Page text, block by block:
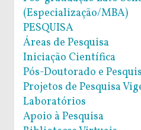
(Especialização/MBA)
PESQUISA
Áreas de Pesquisa
Iniciação Científica
Pós-Doutorado e
Projetos de Pesquisa
Laboratórios
Apoio à Pesquisa